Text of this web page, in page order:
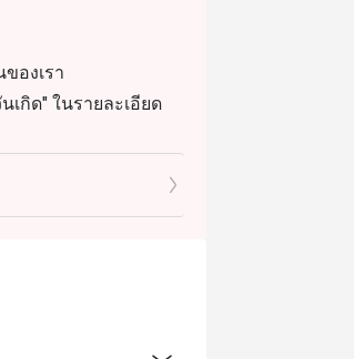
องเรา
กิด" ในรายละเอียด